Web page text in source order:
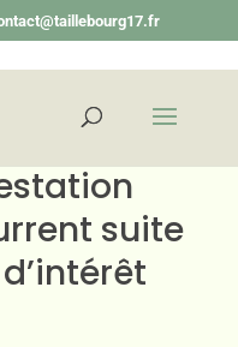
suite